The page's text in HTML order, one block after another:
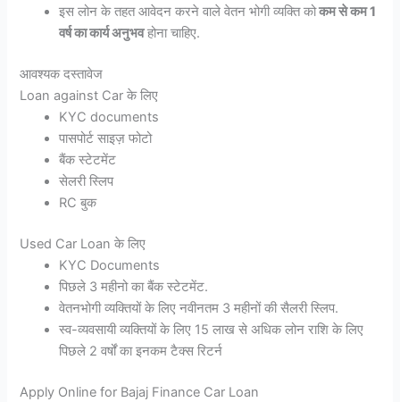
इस लोन के तहत आवेदन करने वाले वेतन भोगी व्यक्ति कोकम से कम 1
वर्ष का कार्य अनुभवहोना चाहिए.
आवश्यक दस्तावेज
Loan against Car के लिए
KYC documents
पासपोर्ट साइज़ फोटो
बैंक स्टेटमेंट
सेलरी स्लिप
RC बुक
Used Car Loan के लिए
KYC Documents
पिछले 3 महीनो का बैंक स्टेटमेंट.
वेतनभोगी व्यक्तियों के लिए नवीनतम 3 महीनों की सैलरी स्लिप.
स्व-व्यवसायी व्यक्तियों के लिए 15 लाख से अधिक लोन राशि के लिए
पिछले 2 वर्षों का इनकम टैक्स रिटर्न
Apply Online for Bajaj Finance Car Loan